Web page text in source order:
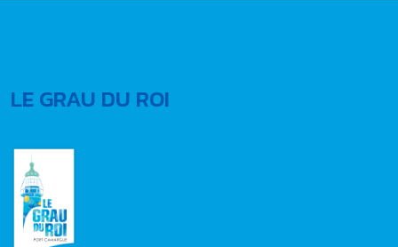
LE GRAU DU ROI